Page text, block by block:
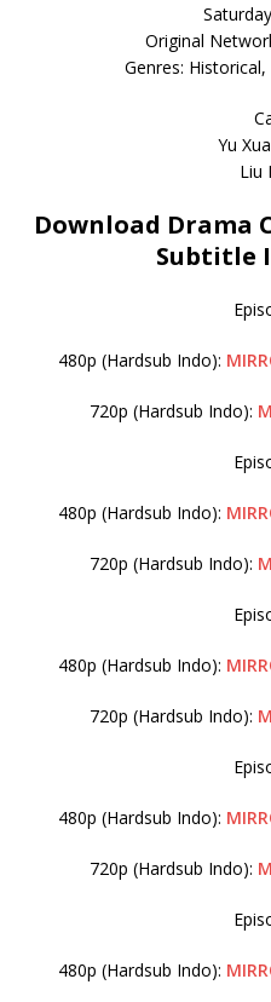
Original
Genres:
Yu
Liu
Download Drama
Subtitle
480p (Hardsub Indo):
720p (Hardsub Indo):
480p (Hardsub Indo):
720p (Hardsub Indo):
480p (Hardsub Indo):
720p (Hardsub Indo):
480p (Hardsub Indo):
720p (Hardsub Indo):
480p (Hardsub Indo):